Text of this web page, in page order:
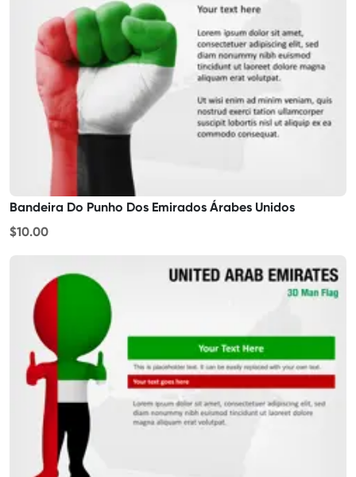
Bandeira Do Punho Dos Emirados Árabes Unidos
$10.00